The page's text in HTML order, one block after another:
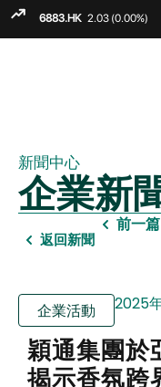
新聞中心
企業新
返回新聞
前一篇
企業活動 2025
穎通集團於
揭示香氛跨